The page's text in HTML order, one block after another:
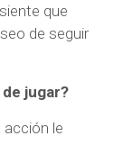
que
de seguir
jugar?
acción le